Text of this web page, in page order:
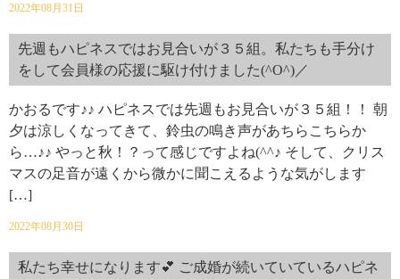
2022年08月31日
先週もハピネスではお見合いが３５組。私たちも手分け
をして会員様の応援に駆け付けました(^O^)／
かおるです♪♪ ハピネスでは先週もお見合いが３５組！！ 朝
夕は涼しくなってきて、鈴虫の鳴き声があちらこちらか
ら…♪♪ やっと秋！？って感じですよね(^^♪ そして、クリス
マスの足音が遠くから微かに聞こえるような気がします
[…]
2022年08月30日
私たち幸せになります💕 ご成婚が続いていているハピネ